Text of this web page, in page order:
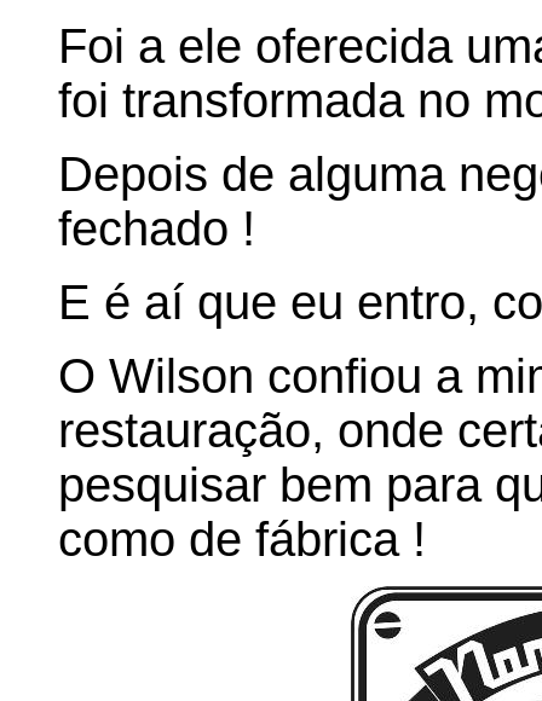
Foi a ele oferecida
foi transformada no
Depois de alguma
fechado !
E é aí que eu entro,
O Wilson confiou a
restauração, onde
pesquisar bem para
como de fábrica !